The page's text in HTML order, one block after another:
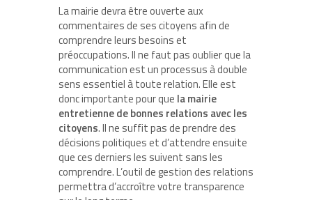
La mairie devra être ouverte aux
commentaires de ses citoyens afin de
comprendre leurs besoins et
préoccupations. Il ne faut pas oublier que la
communication est un processus à double
sens essentiel à toute relation. Elle est
donc importante pour que la mairie
entretienne de bonnes relations avec les
citoyens. Il ne suffit pas de prendre des
décisions politiques et d’attendre ensuite
que ces derniers les suivent sans les
comprendre. L’outil de gestion des relations
permettra d’accroître votre transparence